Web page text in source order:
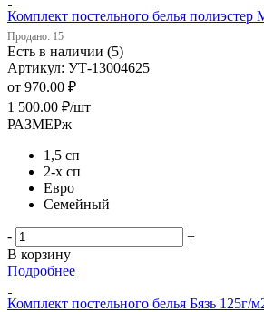
Комплект постельного белья
Продано: 15
Есть в наличии (5)
Артикул: УТ-13004625
от 970.00 ₽
1 500.00 ₽/шт
РАЗМЕРж
1,5 сп
2-х сп
Евро
Семейный
-
+
В корзину
Подробнее
Комплект постельного белья Бязь 125г/